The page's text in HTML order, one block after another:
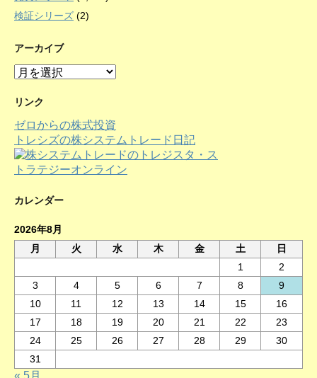
検証シリーズ (2)
アーカイブ
ア
カ
ブ
リンク
ゼロからの株式投資
トレシズの株システムトレード日記
カレンダー
2026年8月
月
火 水 木 金 土
日
1
2
3
4 5 6 7 8
9
10
11 12 13 14 15
16
17
18 19 20 21 22
23
24
25 26 27 28 29
30
31